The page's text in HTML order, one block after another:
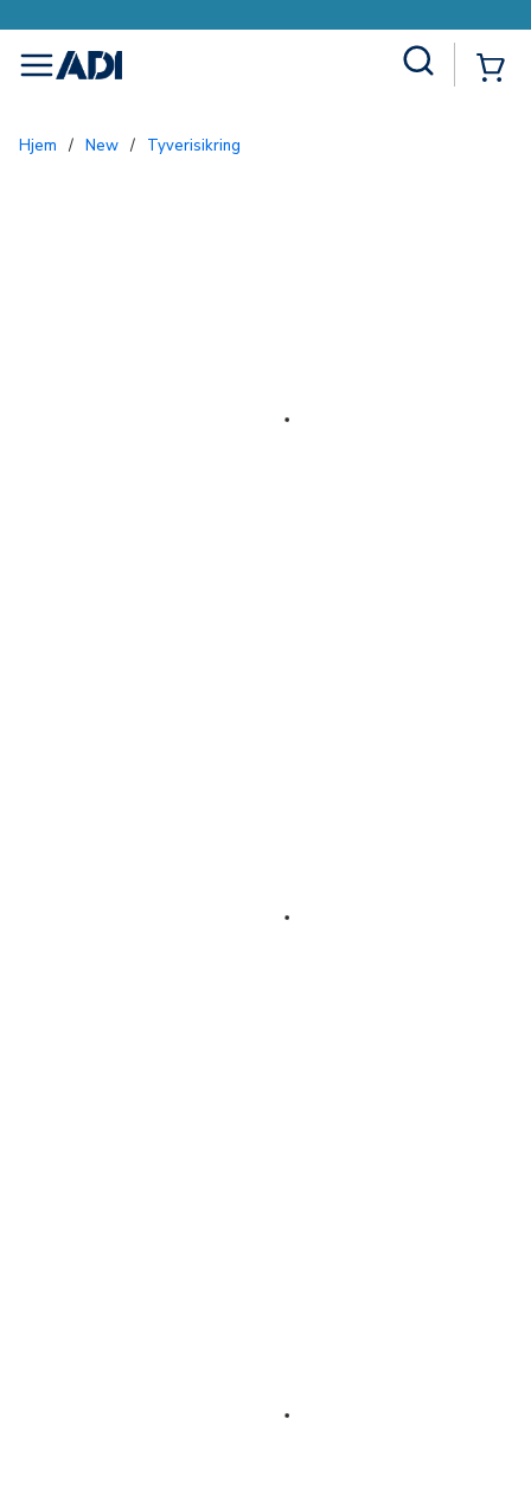
menu
Hjem / New / Tyverisikring